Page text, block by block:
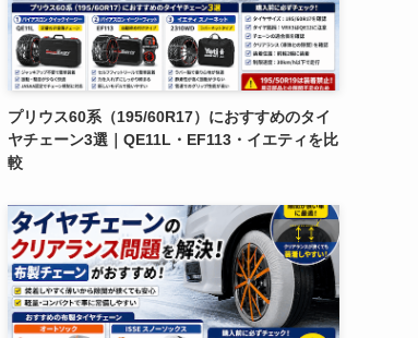
プリウス60系（195/60R17）におすすめのタイ
ヤチェーン3選｜QE11L・EF113・イエティを比
較